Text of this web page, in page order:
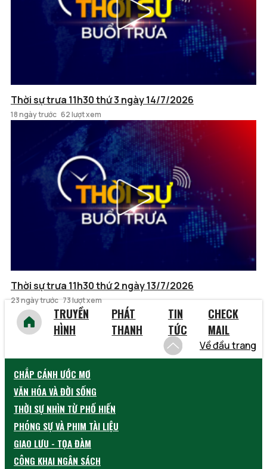
Thời sự trưa 11h30 thứ 3 ngày 14/7/2026
18 ngày trước 62 lượt xem
Thời sự trưa 11h30 thứ 2 ngày 13/7/2026
23 ngày trước 73 lượt xem
TRUYỀN
HÌNH
PHÁT
THANH
TIN
TỨC
CHECK
MAIL
Về đầu trang
CHẮP CÁNH ƯỚC MƠ
VĂN HÓA VÀ ĐỜI SỐNG
THỜI SỰ NHÌN TỪ PHỐ HIẾN
PHÓNG SỰ VÀ PHIM TÀI LIỆU
GIAO LƯU - TỌA ĐÀM
CÔNG KHAI NGÂN SÁCH